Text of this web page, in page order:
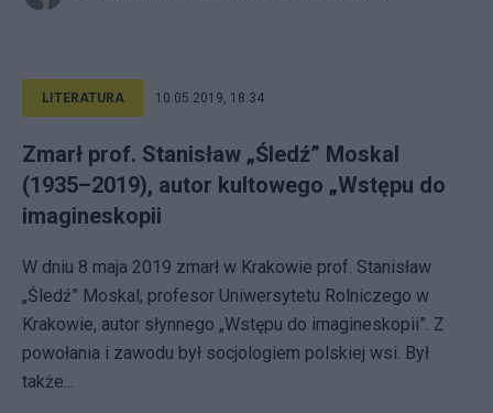
LITERATURA 10.05.2019, 18:34
Zmarł prof. Stanisław „Śledź” Moskal
(1935–2019), autor kultowego „Wstępu do
imagineskopii
W dniu 8 maja 2019 zmarł w Krakowie prof. Stanisław
„Śledź” Moskal, profesor Uniwersytetu Rolniczego w
Krakowie, autor słynnego „Wstępu do imagineskopii”. Z
powołania i zawodu był socjologiem polskiej wsi. Był
także...